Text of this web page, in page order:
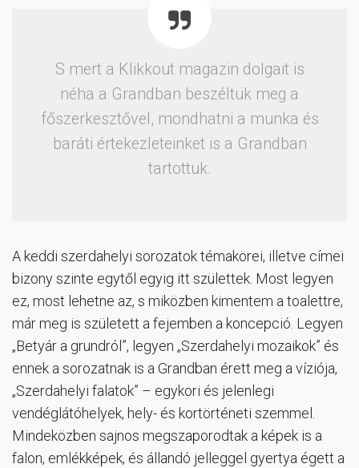
S mert a Klikkout magazin dolgait is
néha a Grandban beszéltük meg a
főszerkesztővel, mondhatni a munka és
baráti értekezleteinket is a Grandban
tartottuk.
A keddi szerdahelyi sorozatok témakörei, illetve címei
bizony szinte egytől egyig itt születtek. Most legyen
ez, most lehetne az, s miközben kimentem a toalettre,
már meg is született a fejemben a koncepció. Legyen
„Betyár a grundról”, legyen „Szerdahelyi mozaikok” és
ennek a sorozatnak is a Grandban érett meg a víziója,
„Szerdahelyi falatok” – egykori és jelenlegi
vendéglátóhelyek, hely- és kortörténeti szemmel.
Mindeközben sajnos megszaporodtak a képek is a
falon, emlékképek, és állandó jelleggel gyertya égett a